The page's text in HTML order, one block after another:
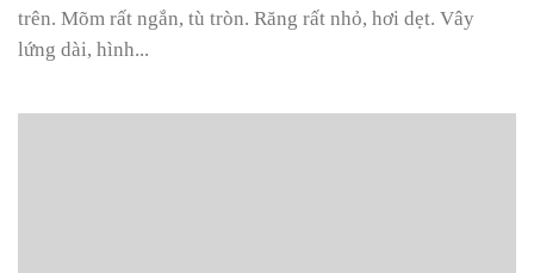
trên. Mõm rất ngắn, tù tròn. Răng rất nhỏ, hơi dẹt. Vây
lứng dài, hình...